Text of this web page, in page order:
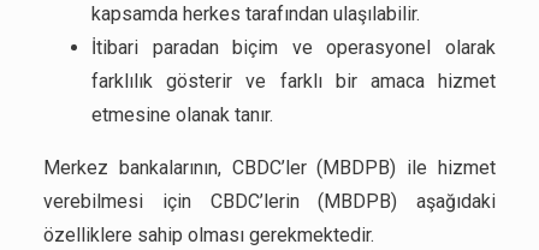
kapsamda herkes tarafından ulaşılabilir.
İtibari paradan biçim ve operasyonel olarak
farklılık gösterir ve farklı bir amaca hizmet
etmesine olanak tanır.
Merkez bankalarının, CBDC’ler (MBDPB) ile hizmet
verebilmesi için CBDC’lerin (MBDPB) aşağıdaki
özelliklere sahip olması gerekmektedir.